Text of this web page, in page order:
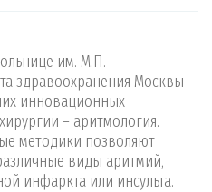
им. М.П.
здравоохранения Москвы
инновационных
– аритмология.
методики позволяют
виды аритмий,
инфаркта или инсульта.